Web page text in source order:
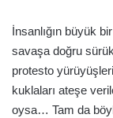
İnsanlığın büyük
savaşa doğru
protesto
kuklaları ateşe
oysa… Tam da